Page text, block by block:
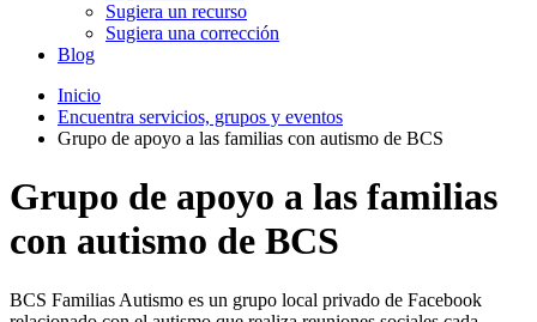
Sugiera un recurso
Sugiera una corrección
Blog
Inicio
Encuentra servicios, grupos y eventos
Grupo de apoyo a las familias con autismo de BCS
Grupo de apoyo a las familias
con autismo de BCS
BCS Familias Autismo es un grupo local privado de Facebook